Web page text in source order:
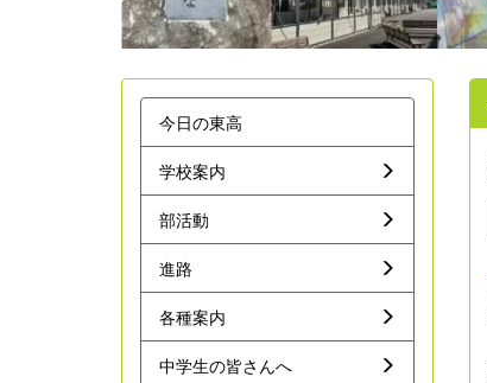
今日の東高
学校案内
部活動
進路
各種案内
中学生の皆さんへ